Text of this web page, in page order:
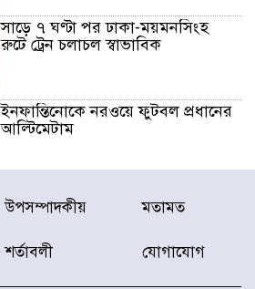
সাড়ে ৭ ঘণ্টা পর ঢাকা-ময়মনসিংহ
রুটে ট্রেন চলাচল স্বাভাবিক
ইনফান্তিনোকে নরওয়ে ফুটবল প্রধানের
আল্টিমেটাম
দেশে ভারি বৃষ্টির সতর্কবার্তা, ১০
জেলায় বন্যার পূর্বাভাস
উপসম্পাদকীয় মতামত
শর্তাবলী যোগাযোগ